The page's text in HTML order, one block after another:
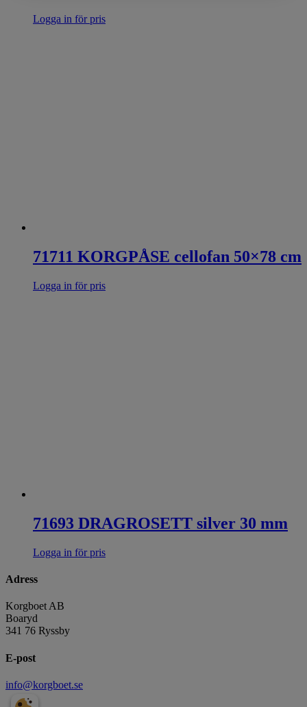
Logga in för pris
71711 KORGPÅSE cellofan 50×78 cm
Logga in för pris
71693 DRAGROSETT silver 30 mm
Logga in för pris
Adress
Korgboet AB
Boaryd
341 76 Ryssby
E-post
info@korgboet.se